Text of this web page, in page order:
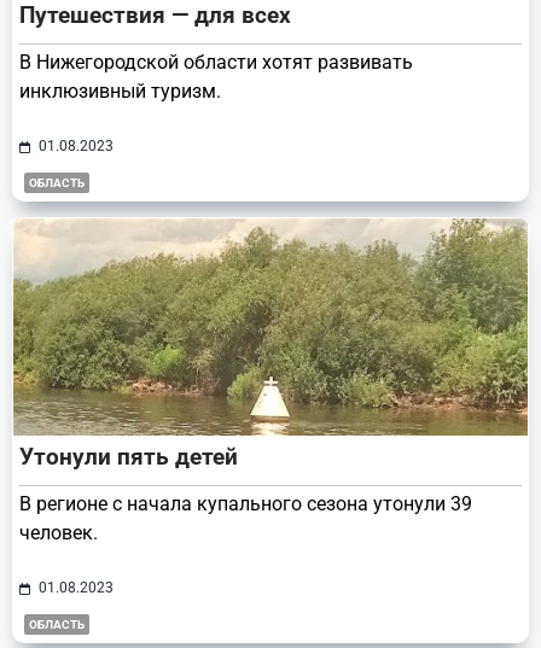
Путешествия — для всех
В Нижегородской области хотят развивать
инклюзивный туризм.
01.08.2023
ОБЛАСТЬ
Утонули пять детей
В регионе с начала купального сезона утонули 39
человек.
01.08.2023
ОБЛАСТЬ